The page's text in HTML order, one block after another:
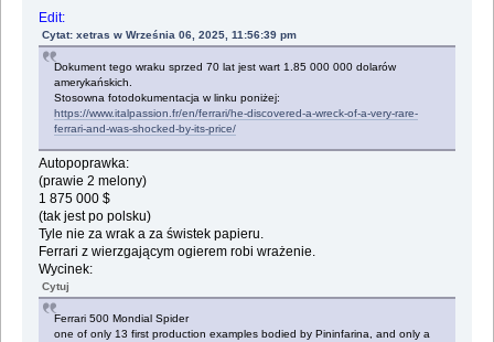
Edit:
Cytat: xetras w Września 06, 2025, 11:56:39 pm
Dokument tego wraku sprzed 70 lat jest wart 1.85 000 000 dolarów
amerykańskich.
Stosowna fotodokumentacja w linku poniżej:
https://www.italpassion.fr/en/ferrari/he-discovered-a-wreck-of-a-very-rare-
ferrari-and-was-shocked-by-its-price/
Autopoprawka:
(prawie 2 melony)
1 875 000 $
(tak jest po polsku)
Tyle nie za wrak a za świstek papieru.
Ferrari z wierzgającym ogierem robi wrażenie.
Wycinek:
Cytuj
Ferrari 500 Mondial Spider
one of only 13 first production examples bodied by Pininfarina, and only a